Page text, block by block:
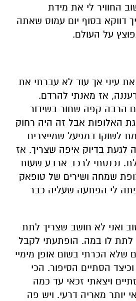
החוויר לי את מידת
דווקא בסוף יום עמוס שאתה
על העולם.
עיני אך עוד לא עברתי את
גר ברעננה, אז מאנתי להרדם.
הרבה קפה שחור בשידור
האלופות אבל זה היה רחוק
לשוקו במפעל שמייצרים
לגעת בדיוק איפה שצריך. אז
נכנסתי לרכב ארבע שעות
שמחה ושירים של טופאק
לי הפתעה שעליה כבר
ואני לא חושב שצריך לתת
לתת לו במה. הופתעתי לקבל
שלא הכרתי בשום אופן מימיי
הסתיים הסיפור. הכי
ויצאתי זכאי עד כמה
יותר מאריה דרעי. ויש פה